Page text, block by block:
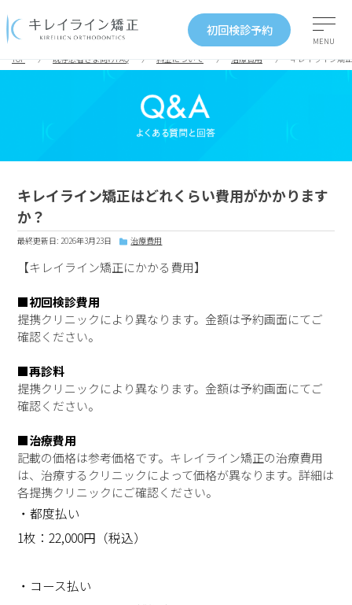
初回検診予約
MENU
TOP 既存患者さま向けFAQ 料金について 治療費用 キレイライン矯
キレイライン矯正はどれくらい費用がかかります
か？
最終更新日: 2026年3月23日 治療費用
【キレイライン矯正にかかる費用】
■初回検診費用
提携クリニックにより異なります。金額は予約画面にてご
確認ください。
■再診料
提携クリニックにより異なります。金額は予約画面にてご
確認ください。
■治療費用
記載の価格は参考価格です。キレイライン矯正の治療費用
は、治療するクリニックによって価格が異なります。詳細は
各提携クリニックにご確認ください。
・都度払い
1枚：22,000円（税込）
・コース払い